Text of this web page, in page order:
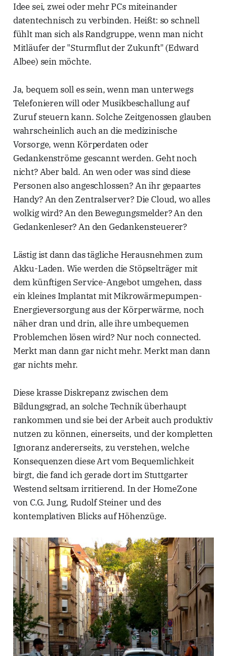
Idee sei, zwei oder mehr PCs miteinander
datentechnisch zu verbinden. Heißt: so schnell
fühlt man sich als Randgruppe, wenn man nicht
Mitläufer der "Sturmflut der Zukunft" (Edward
Albee) sein möchte.
Ja, bequem soll es sein, wenn man unterwegs
Telefonieren will oder Musikbeschallung auf
Zuruf steuern kann. Solche Zeitgenossen glauben
wahrscheinlich auch an die medizinische
Vorsorge, wenn Körperdaten oder
Gedankenströme gescannt werden. Geht noch
nicht? Aber bald. An wen oder was sind diese
Personen also angeschlossen? An ihr gepaartes
Handy? An den Zentralserver? Die Cloud, wo alles
wolkig wird? An den Bewegungsmelder? An den
Gedankenleser? An den Gedankensteuerer?
Lästig ist dann das tägliche Herausnehmen zum
Akku-Laden. Wie werden die Stöpselträger mit
dem künftigen Service-Angebot umgehen, dass
ein kleines Implantat mit Mikrowärmepumpen-
Energieversorgung aus der Körperwärme, noch
näher dran und drin, alle ihre umbequemen
Problemchen lösen wird? Nur noch connected.
Merkt man dann gar nicht mehr. Merkt man dann
gar nichts mehr.
Diese krasse Diskrepanz zwischen dem
Bildungsgrad, an solche Technik überhaupt
rankommen und sie bei der Arbeit auch produktiv
nutzen zu können, einerseits, und der kompletten
Ignoranz andererseits, zu verstehen, welche
Konsequenzen diese Art vom Bequemlichkeit
birgt, die fand ich gerade dort im Stuttgarter
Westend seltsam irritierend. In der HomeZone
von C.G. Jung, Rudolf Steiner und des
kontemplativen Blicks auf Höhenzüge.